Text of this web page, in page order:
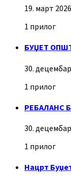
19. март
1 прилог
БУЏЕТ
30.
1 прилог
РЕБАЛАНС
30.
1 прилог
Нацрт